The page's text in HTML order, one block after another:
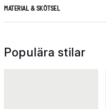
MATERIAL & SKÖTSEL
Populära stilar